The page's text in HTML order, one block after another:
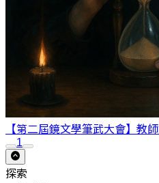
【第二屆鏡文學筆武大會】教
1
探索